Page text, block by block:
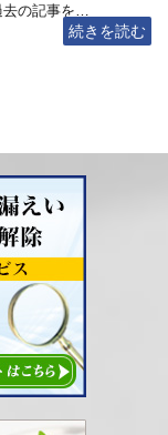
の記事を…
続きを読む